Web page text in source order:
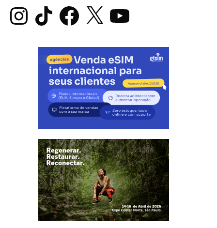
InstagramTikTok Facebook
X YouTube